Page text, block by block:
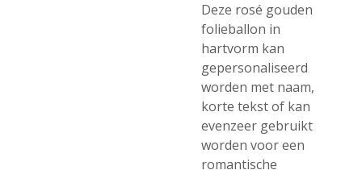
Deze rosé gouden
folieballon in
hartvorm kan
gepersonaliseerd
worden met naam,
korte tekst of kan
evenzeer gebruikt
worden voor een
romantische